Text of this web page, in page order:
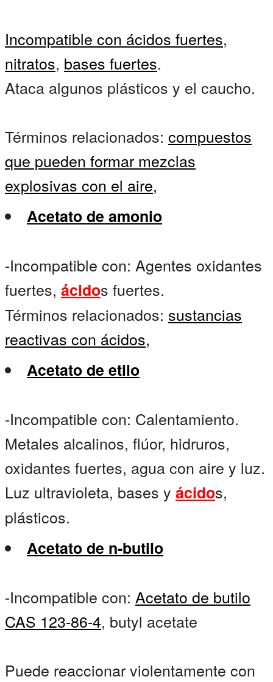
Incompatible con ácidos fuertes,
nitratos, bases fuertes.
Ataca algunos plásticos y el caucho.
Términos relacionados: compuestos
que pueden formar mezclas
explosivas con el aire,
Acetato de amonio
-Incompatible con: Agentes oxidantes
fuertes, ácidos fuertes.
Términos relacionados: sustancias
reactivas con ácidos,
Acetato de etilo
-Incompatible con: Calentamiento.
Metales alcalinos, flúor, hidruros,
oxidantes fuertes, agua con aire y luz.
Luz ultravioleta, bases y ácidos,
plásticos.
Acetato de n-butilo
-Incompatible con: Acetato de butilo
CAS 123-86-4, butyl acetate
Puede reaccionar violentamente con